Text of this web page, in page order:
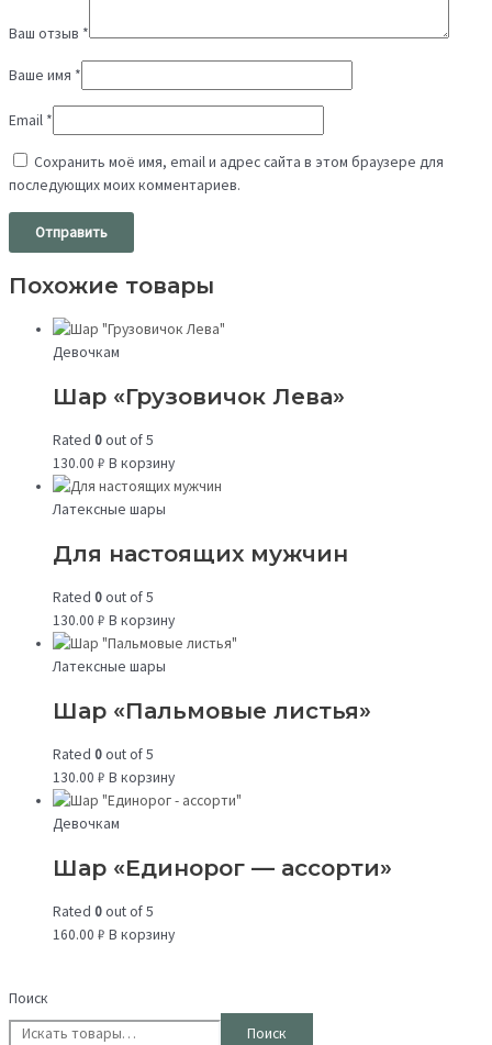
Поиск
Поиск
Ваш отзыв *
Ваше имя *
Email *
Сохранить моё имя, email и адрес сайта в этом браузере для
последующих моих комментариев.
Похожие товары
Девочкам
Шар «Грузовичок Лева»
Rated 0out of 5
130.00 ₽ В корзину
Латексные шары
Для настоящих мужчин
Rated 0out of 5
130.00 ₽ В корзину
Латексные шары
Шар «Пальмовые листья»
Rated 0out of 5
130.00 ₽ В корзину
Девочкам
Шар «Единорог — ассорти»
Rated 0out of 5
160.00 ₽ В корзину